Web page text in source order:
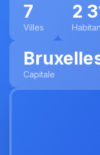
7
Villes
2
Capitale